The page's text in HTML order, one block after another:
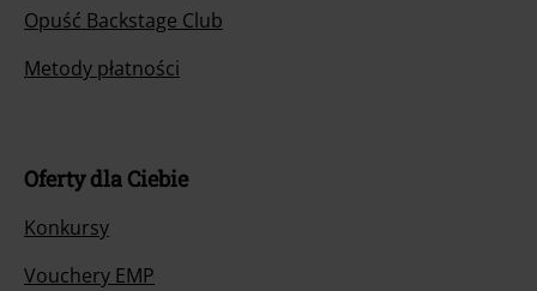
Opuść Backstage Club
Metody płatności
Oferty dla Ciebie
Konkursy
Vouchery EMP